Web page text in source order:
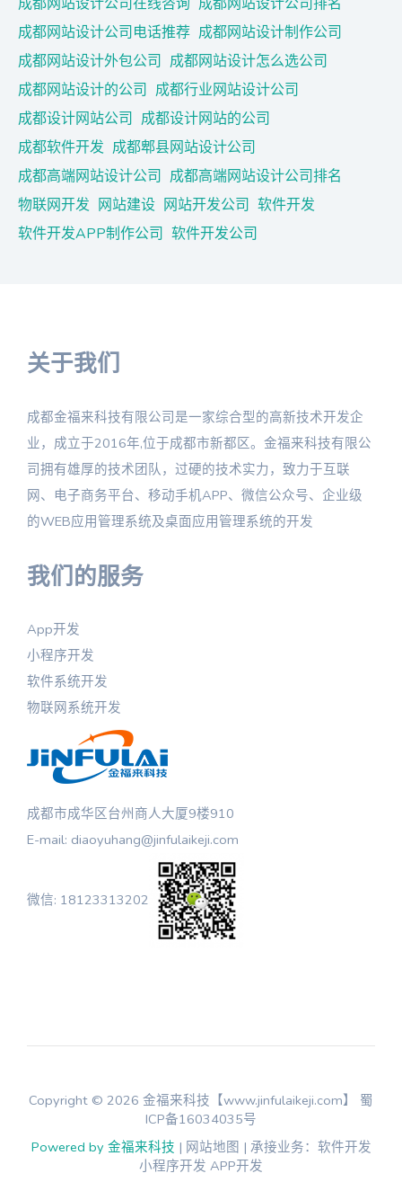
成都网站设计公司电话推荐 成都网站设计制作公司
成都网站设计外包公司 成都网站设计怎么选公司
成都网站设计的公司 成都行业网站设计公司
成都设计网站公司 成都设计网站的公司
成都软件开发 成都郫县网站设计公司
成都高端网站设计公司 成都高端网站设计公司排名
物联网开发 网站建设 网站开发公司 软件开发
软件开发APP制作公司 软件开发公司
关于我们
成都金福来科技有限公司是一家综合型的高新技术开发企
业，成立于2016年,位于成都市新都区。金福来科技有限公
司拥有雄厚的技术团队，过硬的技术实力，致力于互联
网、电子商务平台、移动手机APP、微信公众号、企业级
的WEB应用管理系统及桌面应用管理系统的开发
我们的服务
App开发
小程序开发
软件系统开发
物联网系统开发
成都市成华区台州商人大厦9楼910
E-mail: diaoyuhang@jinfulaikeji.com
微信: 18123313202
Copyright © 2026 金福来科技【www.jinfulaikeji.com】 蜀
ICP备16034035号
Powered by 金福来科技 | 网站地图 | 承接业务：软件开发
小程序开发 APP开发